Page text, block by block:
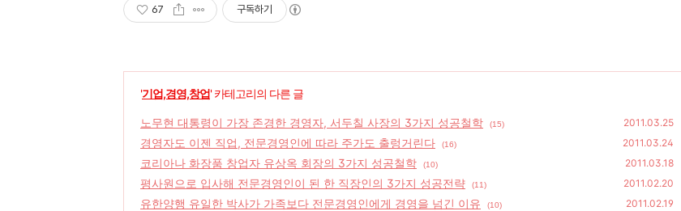
67 구독하기
'기업,경영,창업' 카테고리의 다른 글
노무현 대통령이 가장 존경한 경영자, 서두칠 사장의 3가지 성공철학 (15) 2011.03.25
경영자도 이젠 직업, 전문경영인에 따라 주가도 출렁거린다 (16) 2011.03.24
코리아나 화장품 창업자 유상옥 회장의 3가지 성공철학 (10) 2011.03.18
평사원으로 입사해 전문경영인이 된 한 직장인의 3가지 성공전략 (11) 2011.02.20
유한양행 유일한 박사가 가족보다 전문경영인에게 경영을 넘긴 이유 (10) 2011.02.19